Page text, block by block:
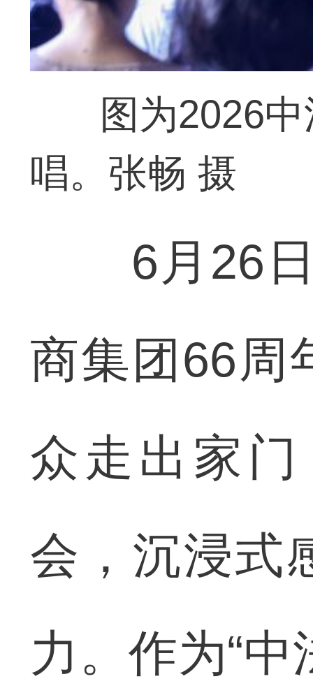
图为2026
唱。张畅 摄
6月26日
商集团66周
众走出家
会，沉浸式
力。作为“